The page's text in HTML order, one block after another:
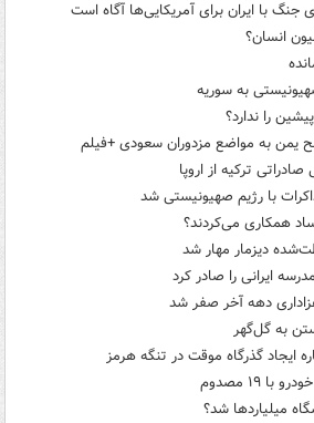
جنگ با ایران برای آمریکایی‌ها آگاه است
به سوریه
را ندارد؟
یمن به مواضع مزدوران سعودی +فیلم
ترکیه از اروپا
با رژیم صهیونیستی شد
همکاری می‌کردند؟
دیزمار مهار شد
ایرانی را صادر کرد
دهه آخر صفر شد
به گل‌گهر
ایجاد گذرگاه موقت در تنگه هرمز
میلیاردها شد؟